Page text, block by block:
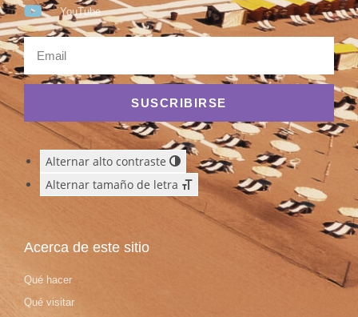
YouTube
SUSCRIBIRSE
Alternar alto contraste
Alternar tamaño de letra
Acerca de este sitio
Qué hacer
Qué visitar